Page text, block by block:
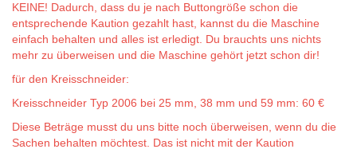
KEINE! Dadurch, dass du je nach Buttongröße schon die
entsprechende Kaution gezahlt hast, kannst du die Maschine
einfach behalten und alles ist erledigt. Du brauchts uns nichts
mehr zu überweisen und die Maschine gehört jetzt schon dir!
für den Kreisschneider:
Kreisschneider Typ 2006 bei 25 mm, 38 mm und 59 mm: 60 €
Diese Beträge musst du uns bitte noch überweisen, wenn du die
Sachen behalten möchtest. Das ist nicht mit der Kaution